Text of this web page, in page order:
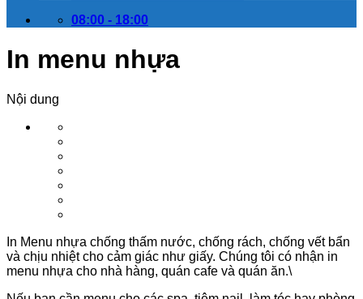
08:00 - 18:00
In menu nhựa
Nội dung
In Menu nhựa chống thấm nước, chống rách, chống vết bẩn
và chịu nhiệt cho cảm giác như giấy. Chúng tôi có nhận in
menu nhựa cho nhà hàng, quán cafe và quán ăn.\